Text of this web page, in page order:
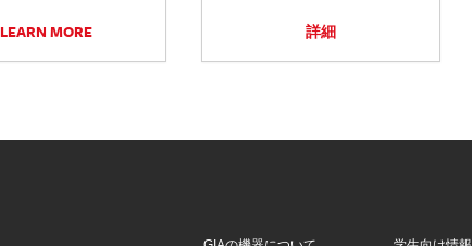
LEARN MORE 詳細